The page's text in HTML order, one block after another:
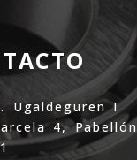
Ugaldeguren I
4, Pabellón